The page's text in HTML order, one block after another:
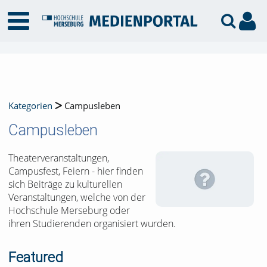
Kategorien Campusleben
Campusleben
Theaterveranstaltungen,
Campusfest, Feiern - hier finden
sich Beiträge zu kulturellen
Veranstaltungen, welche von der
Hochschule Merseburg oder
ihren Studierenden organisiert wurden.
Featured